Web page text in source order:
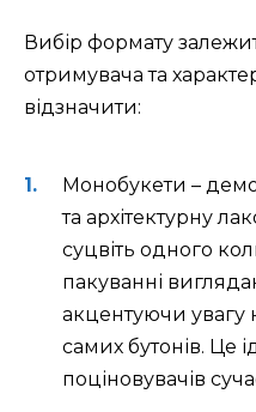
Вибір формату
отримувача та
відзначити:
Монобукети –
та архітектурну
суцвіть одного
пакуванні
акцентуючи увагу
самих бутонів. Це
поціновувачів